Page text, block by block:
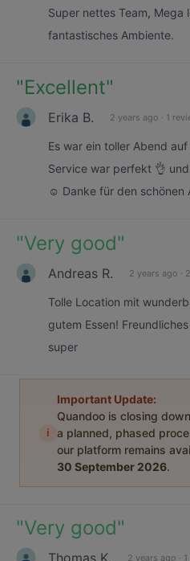
Super nettes Team, Mega
fantastisches Ambiente.
"Excellent"
Erika B. 2 years ago · 1
Es war ein toller Abend
Service war perfekt 👌
☺️ Danke für den schönen
"Very good"
Andreas R. 2 years ago ·
Tolle Location mit
gutem Essen!
super
i
Important Update:
Quandoo is closing
a planned, phased
our platform remains
30 September 2026.
"Very good"
Thomas K. 2 years ago ·